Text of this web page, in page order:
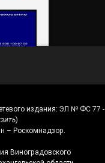
издания: ЭЛ № ФС 77 -
)
– Роскомнадзор.
Виноградовского